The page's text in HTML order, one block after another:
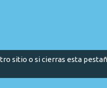
sitio o si cierras esta